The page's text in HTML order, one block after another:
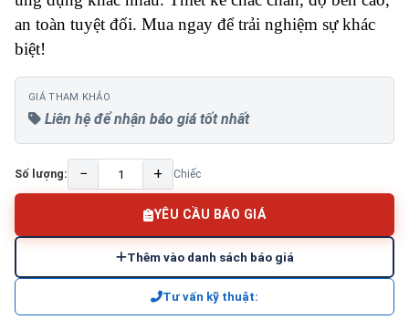
an toàn tuyệt đối. Mua ngay để trải nghiệm sự khác
biệt!
GIÁ THAM KHẢO
Liên hệ để nhận báo giá tốt nhất
Số lượng: − + Chiếc
YÊU CẦU BÁO GIÁ
Thêm vào danh sách báo giá
Tư vấn kỹ thuật: